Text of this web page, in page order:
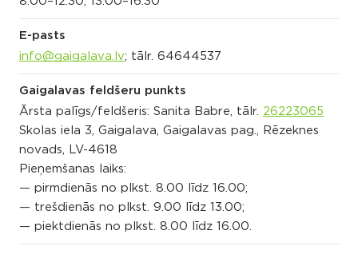
E-pasts
info@gaigalava.lv; tālr. 64644537
Gaigalavas feldšeru punkts
Ārsta palīgs/feldšeris: Sanita Babre, tālr. 26223065
Skolas iela 3, Gaigalava, Gaigalavas pag., Rēzeknes
novads, LV-4618
Pieņemšanas laiks:
— pirmdienās no plkst. 8.00 līdz 16.00;
— trešdienās no plkst. 9.00 līdz 13.00;
— piektdienās no plkst. 8.00 līdz 16.00.